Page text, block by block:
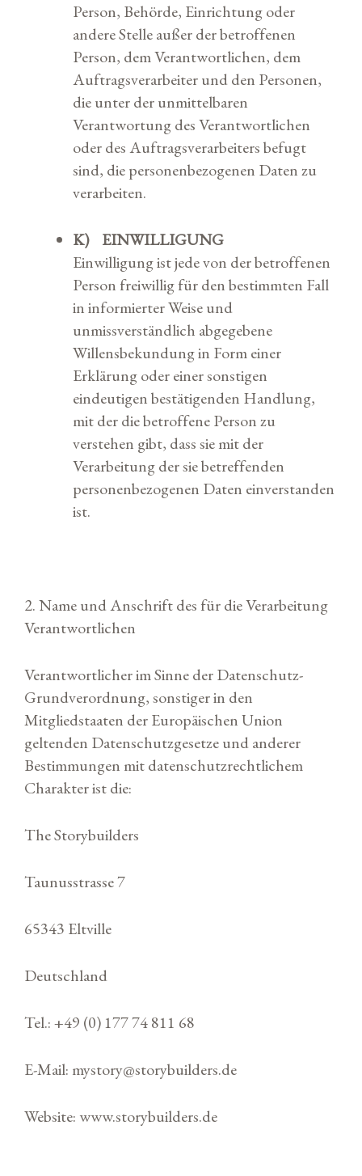
Person, Behörde, Einrichtung oder
andere Stelle außer der betroffenen
Person, dem Verantwortlichen, dem
Auftragsverarbeiter und den Personen,
die unter der unmittelbaren
Verantwortung des Verantwortlichen
oder des Auftragsverarbeiters befugt
sind, die personenbezogenen Daten zu
verarbeiten.
K) EINWILLIGUNG
Einwilligung ist jede von der betroffenen
Person freiwillig für den bestimmten Fall
in informierter Weise und
unmissverständlich abgegebene
Willensbekundung in Form einer
Erklärung oder einer sonstigen
eindeutigen bestätigenden Handlung,
mit der die betroffene Person zu
verstehen gibt, dass sie mit der
Verarbeitung der sie betreffenden
personenbezogenen Daten einverstanden
ist.
2. Name und Anschrift des für die Verarbeitung
Verantwortlichen
Verantwortlicher im Sinne der Datenschutz-
Grundverordnung, sonstiger in den
Mitgliedstaaten der Europäischen Union
geltenden Datenschutzgesetze und anderer
Bestimmungen mit datenschutzrechtlichem
Charakter ist die:
The Storybuilders
Taunusstrasse 7
65343 Eltville
Deutschland
Tel.: +49 (0) 177 74 811 68
E-Mail: mystory@storybuilders.de
Website: www.storybuilders.de